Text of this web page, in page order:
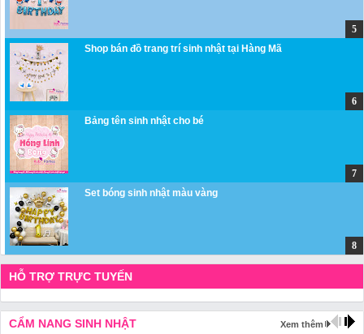
Shop bán đồ trang trí sinh nhật tại Hàng Mã
Bảng tên sinh nhật cho bé
Set bóng sinh nhật màu vàng
HỖ TRỢ TRỰC TUYẾN
CẨM NANG SINH NHẬT Xem thêm